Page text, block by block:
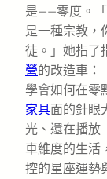
是——零度。
是一種宗教，
徒。」她指了
營的改造車：
學會如何在零
家具面的針眼
光、還在播放
車維度的生活
控的星座運勢